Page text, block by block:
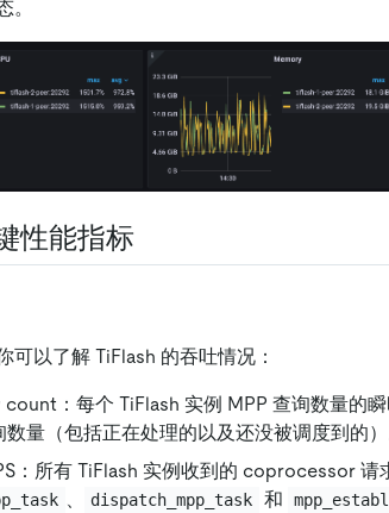
。
性能指标
可以了解 TiFlash 的吞吐情况：
：每个 TiFlash 实例 MPP 查询数量的
数量（包括正在处理的以及还没被调度到的）
：所有 TiFlash 实例收到的 coprocessor 请
、 dispatch_mpp_task 和